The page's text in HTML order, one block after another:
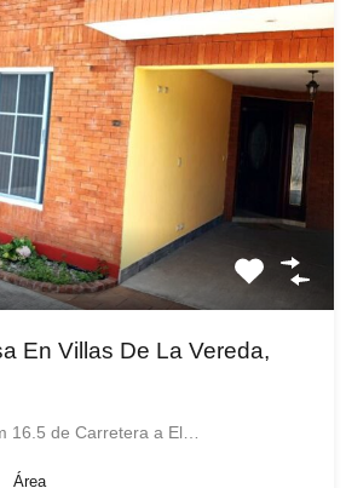
En Villas De La Vereda,
16.5 de Carretera a El…
Área